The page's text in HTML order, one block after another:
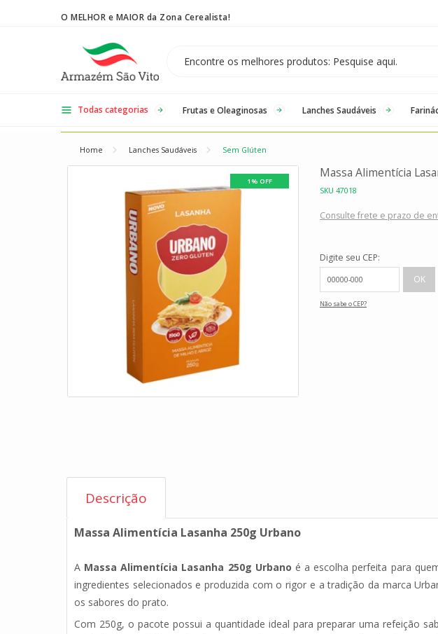
O MELHOR e MAIOR da Zona Cerealista!
Todas categorias Frutas e Oleaginosas Lanches Saudáveis
Home Lanches Saudáveis Sem Glúten
1% OFF
Massa Alimentícia
SKU 47018
Consulte frete e prazo de
Digite seu CEP:
Não sabe o CEP?
Descrição
Massa Alimentícia Lasanha 250g Urbano
A Massa Alimentícia Lasanha 250g Urbano é a escolha perfeita para
ingredientes selecionados e produzida com o rigor e a tradição da marca
os sabores do prato.
Com 250g, o pacote possui a quantidade ideal para preparar uma refeição